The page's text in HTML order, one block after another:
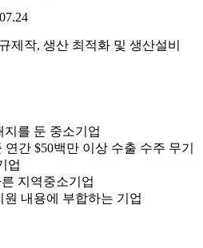
제작, 생산 최적화 및 생산설비
를 둔 중소기업
연간 $50백만 이상 수출 수주 무기
업
지역중소기업
내용에 부합하는 기업